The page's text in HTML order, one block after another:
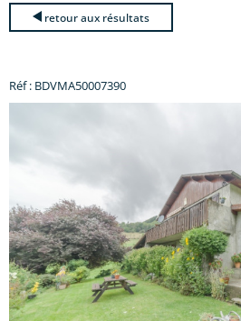
retour aux résultats
Réf : BDVMA50007390